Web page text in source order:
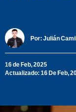
Por: Julián
16 de Feb, 2025
Actualizado: 16 De Feb,